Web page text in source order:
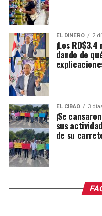
EL DINERO 2
¡Los
dando de
EL CIBAO 3
¡Se
sus
de su